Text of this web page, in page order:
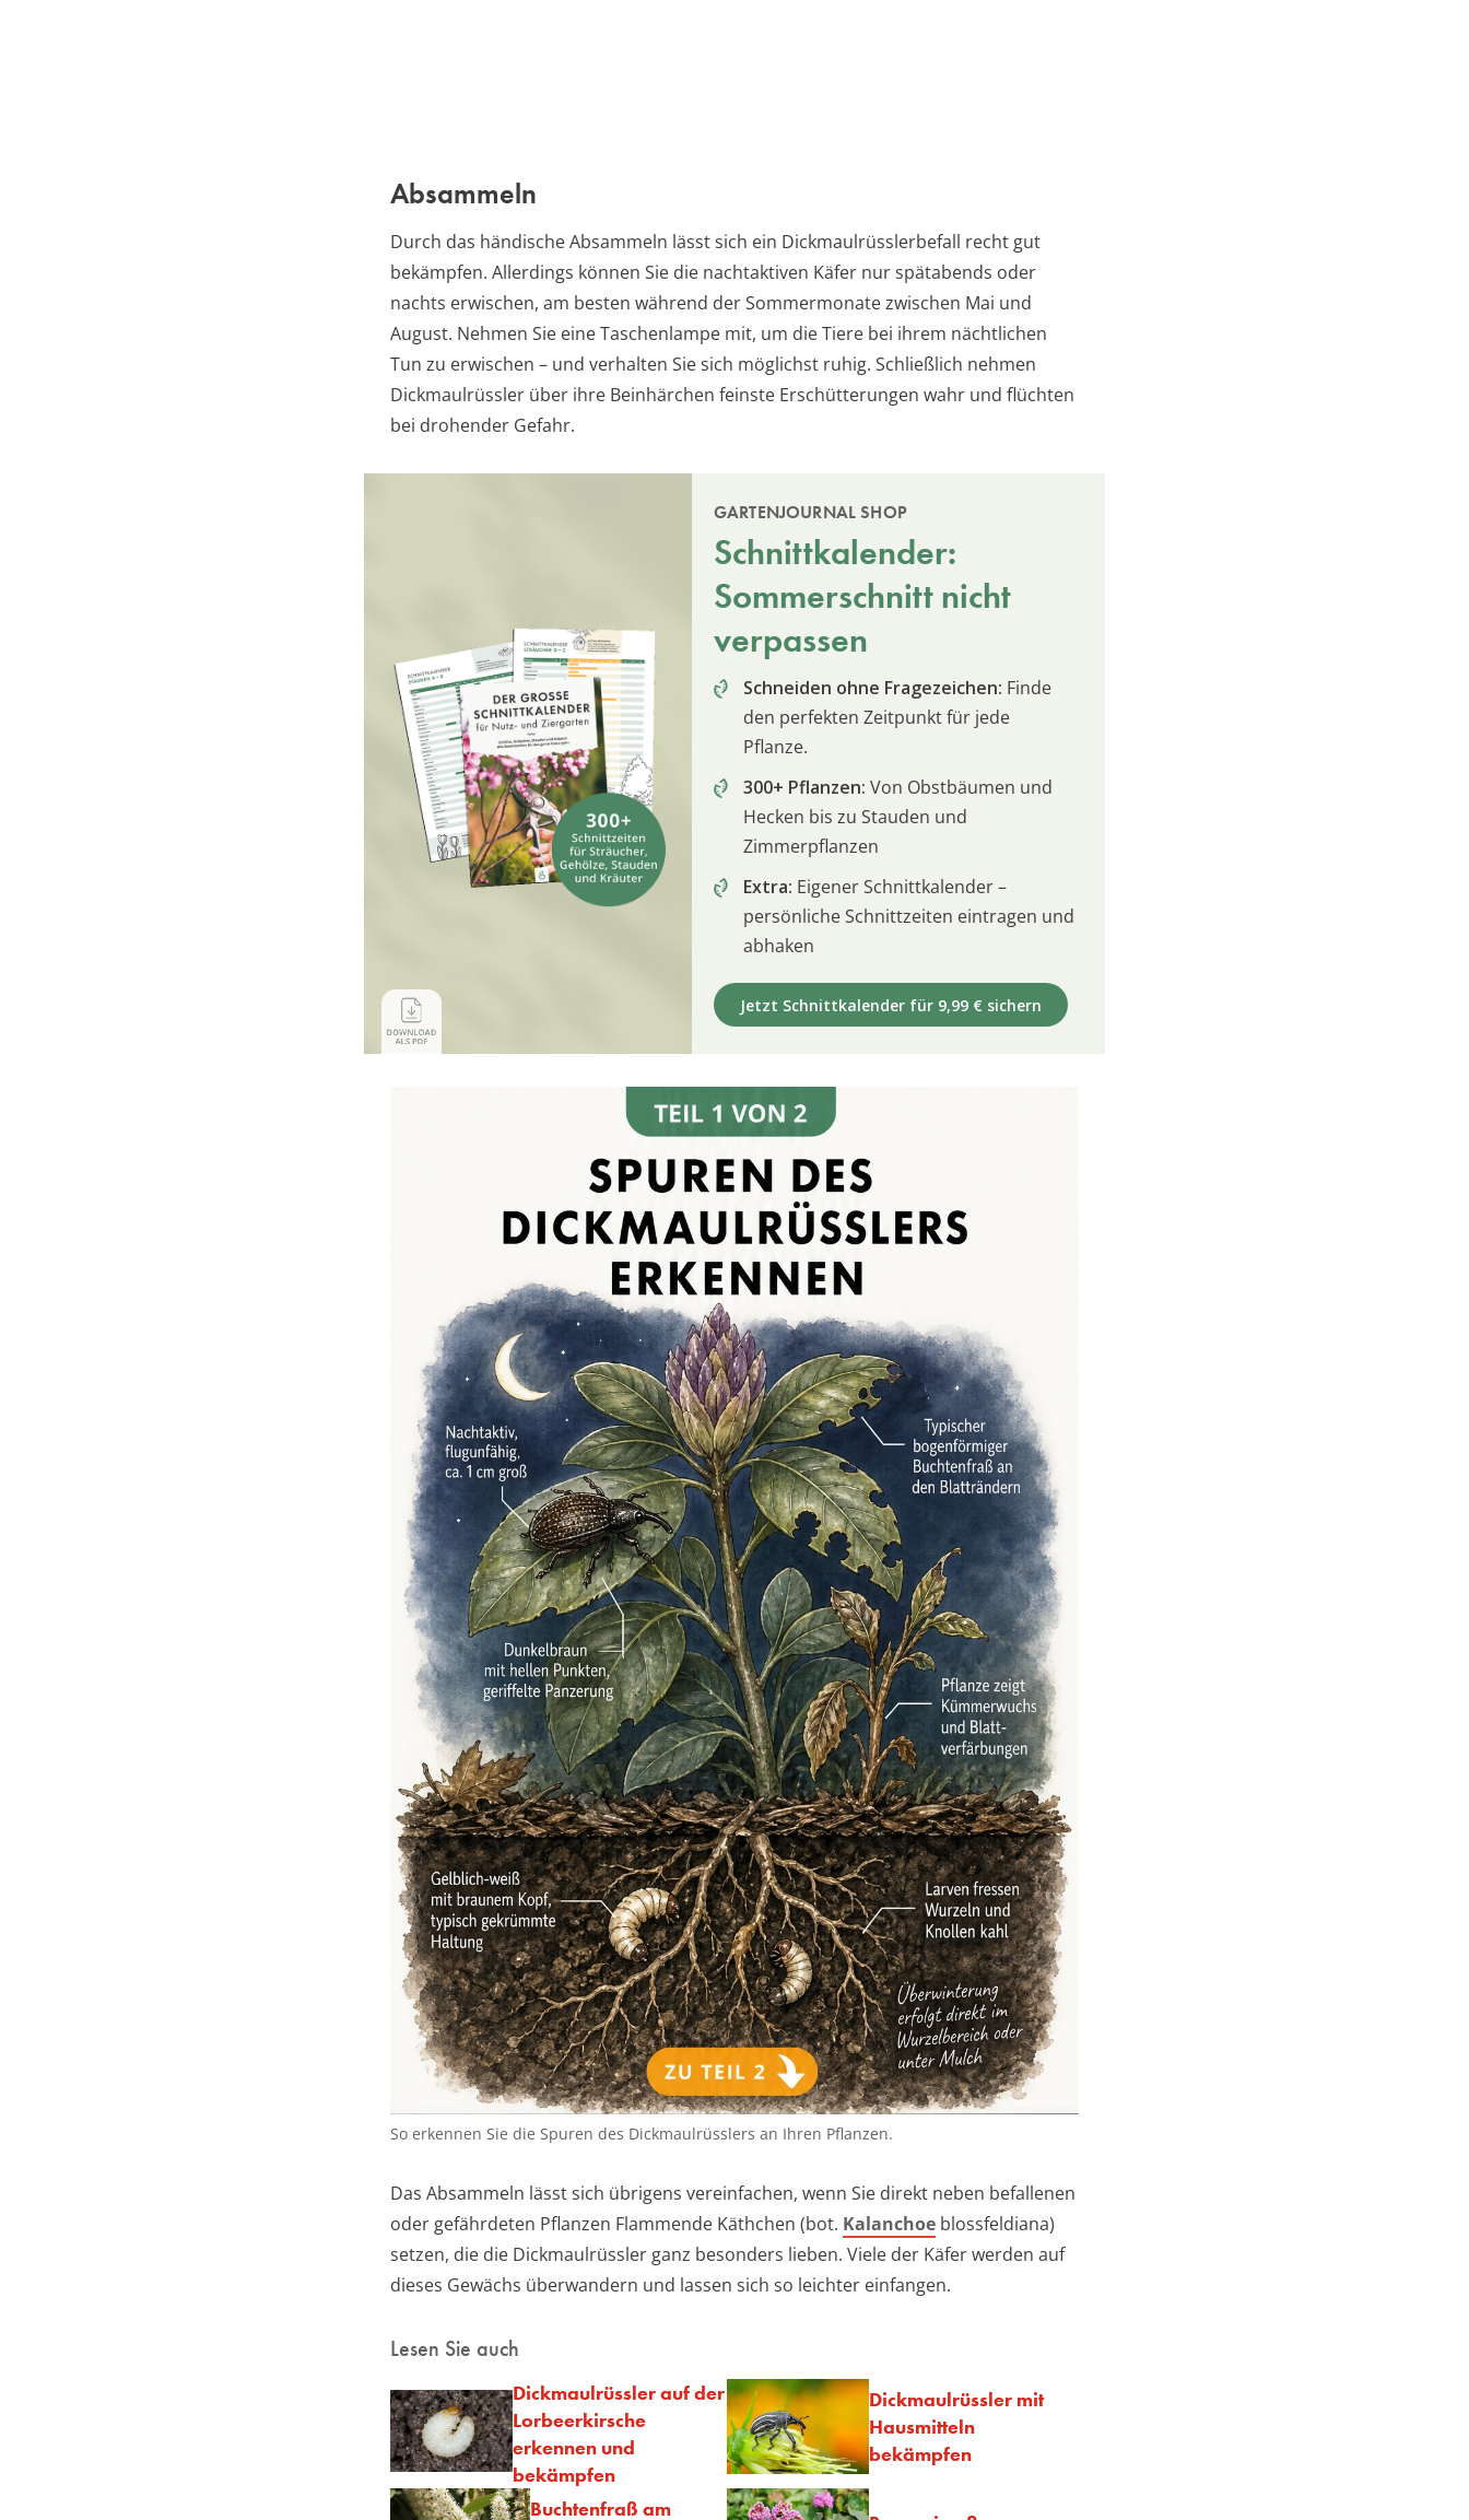
Absammeln
Durch das händische Absammeln lässt sich ein Dickmaulrüsslerbefall recht gut
bekämpfen. Allerdings können Sie die nachtaktiven Käfer nur spätabends oder
nachts erwischen, am besten während der Sommermonate zwischen Mai und
August. Nehmen Sie eine Taschenlampe mit, um die Tiere bei ihrem nächtlichen
Tun zu erwischen – und verhalten Sie sich möglichst ruhig. Schließlich nehmen
Dickmaulrüssler über ihre Beinhärchen feinste Erschütterungen wahr und flüchten
bei drohender Gefahr.
GARTENJOURNAL SHOP
Schnittkalender:
Sommerschnitt nicht
verpassen
Schneiden ohne Fragezeichen: Finde
den perfekten Zeitpunkt für jede
Pflanze.
300+ Pflanzen: Von Obstbäumen und
Hecken bis zu Stauden und
Zimmerpflanzen
Extra: Eigener Schnittkalender –
persönliche Schnittzeiten eintragen und
abhaken
Jetzt Schnittkalender für 9,99 € sichern
So erkennen Sie die Spuren des Dickmaulrüsslers an Ihren Pflanzen.
Das Absammeln lässt sich übrigens vereinfachen, wenn Sie direkt neben befallenen
oder gefährdeten Pflanzen Flammende Käthchen (bot. Kalanchoe blossfeldiana)
setzen, die die Dickmaulrüssler ganz besonders lieben. Viele der Käfer werden auf
dieses Gewächs überwandern und lassen sich so leichter einfangen.
Lesen Sie auch
Dickmaulrüssler auf der
Lorbeerkirsche
erkennen und
bekämpfen
Dickmaulrüssler mit
Hausmitteln
bekämpfen
Buchtenfraß am